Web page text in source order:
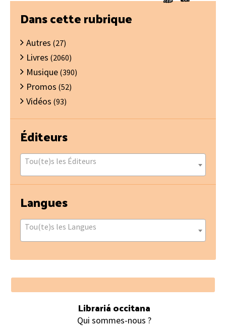
Barre
latérale
principale
Dans cette rubrique
Autres (27)
Livres (2060)
Musique (390)
Promos (52)
Vidéos (93)
Éditeurs
Tou(te)s les Éditeurs
Langues
Tou(te)s les Langues
Footer
Librariá occitana
Qui sommes-nous ?